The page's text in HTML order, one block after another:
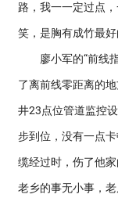
路，我一一定过点
笑，是胸有成竹最好
廖小军的“前线
了离前线零距离的
井23点位管道监控
步到位，没有一点
缆经过时，伤了他
老乡的事无小事，